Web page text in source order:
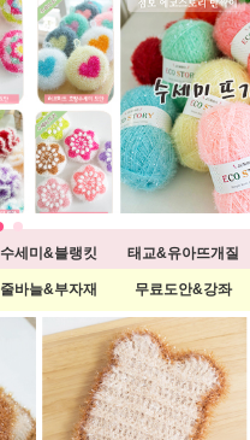
수세미&블랭킷
태교&유아뜨개질
줄바늘&부자재 무료도안&강좌